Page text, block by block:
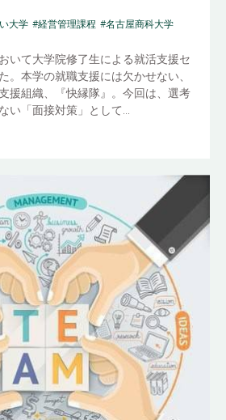
大学 #経営管理課程 #名古屋商科大学
いて大学院修了生による就活支援セ
。本学の就職支援には欠かせない、
援組織、『快縁隊』。今回は、選考
い「面接対策」として...